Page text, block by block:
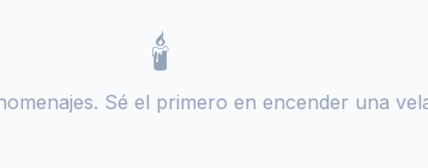
🕯️
Sé el primero en encender una